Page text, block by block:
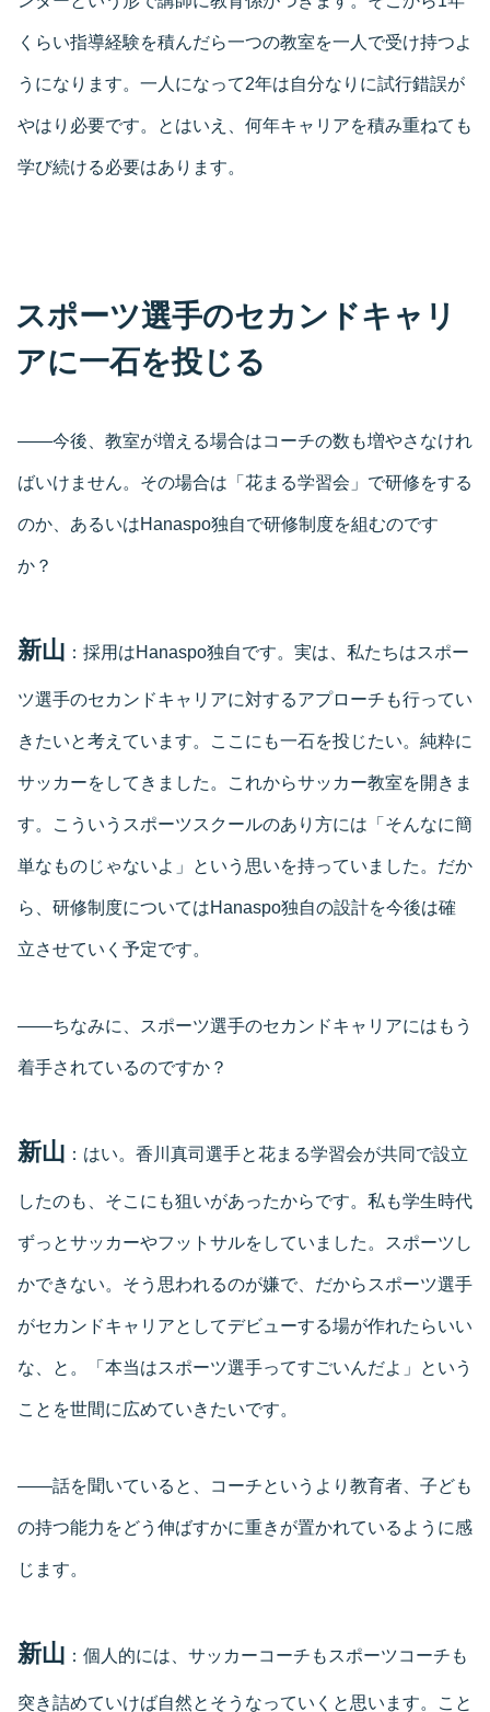
くらい指導経験を積んだら一つの教室を一人で受け持つよ
うになります。一人になって2年は自分なりに試行錯誤が
やはり必要です。とはいえ、何年キャリアを積み重ねても
学び続ける必要はあります。
スポーツ選手のセカンドキャリ
アに一石を投じる
――今後、教室が増える場合はコーチの数も増やさなけれ
ばいけません。その場合は「花まる学習会」で研修をする
のか、あるいはHanaspo独自で研修制度を組むのです
か？
新山 ：採用はHanaspo独自です。実は、私たちはスポー
ツ選手のセカンドキャリアに対するアプローチも行ってい
きたいと考えています。ここにも一石を投じたい。純粋に
サッカーをしてきました。これからサッカー教室を開きま
す。こういうスポーツスクールのあり方には「そんなに簡
単なものじゃないよ」という思いを持っていました。だか
ら、研修制度についてはHanaspo独自の設計を今後は確
立させていく予定です。
――ちなみに、スポーツ選手のセカンドキャリアにはもう
着手されているのですか？
新山 ：はい。香川真司選手と花まる学習会が共同で設立
したのも、そこにも狙いがあったからです。私も学生時代
ずっとサッカーやフットサルをしていました。スポーツし
かできない。そう思われるのが嫌で、だからスポーツ選手
がセカンドキャリアとしてデビューする場が作れたらいい
な、と。「本当はスポーツ選手ってすごいんだよ」という
ことを世間に広めていきたいです。
――話を聞いていると、コーチというより教育者、子ども
の持つ能力をどう伸ばすかに重きが置かれているように感
じます。
新山 ：個人的には、サッカーコーチもスポーツコーチも
突き詰めていけば自然とそうなっていくと思います。こと